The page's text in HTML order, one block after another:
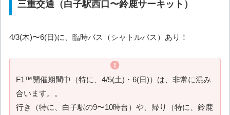
三重交通（白子駅西口〜鈴鹿サーキット）
4/3(木)〜6(日)に、臨時バス（シャトルバス）あり！
F1™︎開催期間中（特に、4/5(土)・6(日)）は、非常に混み
合います。。
行き（特に、白子駅の9〜10時台）や、帰り（特に、鈴鹿